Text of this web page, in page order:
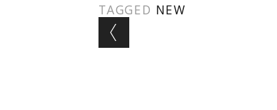
TAGGED NEW
Post navigation